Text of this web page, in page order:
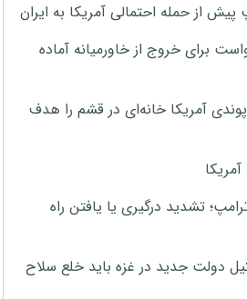
از حمله احتمالی آمریکا به ایران
برای خروج از خاورمیانه آماده
نیویورک‌تایمز: بمب ۲۰۰۰ پوندی آمریکا خانه‌ای در قشم را هدف
تشدید درگیری یا یافتن راه
دولت جدید در غزه باید خلع سلاح